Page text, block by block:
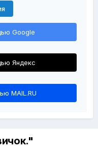
Google
Яндекс
MAIL.RU